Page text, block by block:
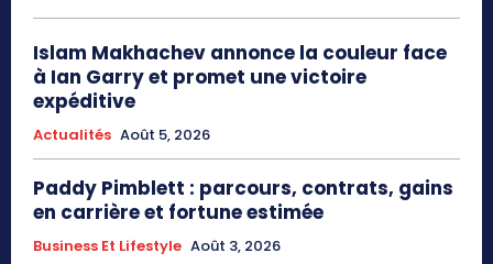
Islam Makhachev annonce la couleur face
à Ian Garry et promet une victoire
expéditive
Actualités Août 5, 2026
Paddy Pimblett : parcours, contrats, gains
en carrière et fortune estimée
Business Et Lifestyle Août 3, 2026